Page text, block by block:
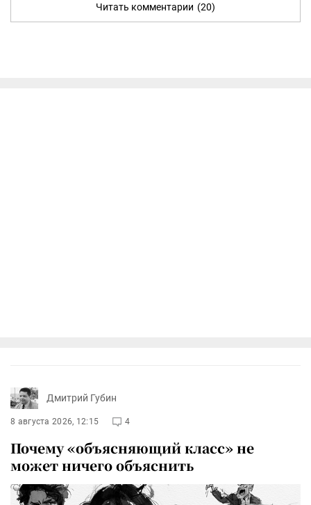
Читать комментарии (20)
Дмитрий Губин
8 августа 2026, 12:15 4
Почему «объясняющий класс» не
может ничего объяснить